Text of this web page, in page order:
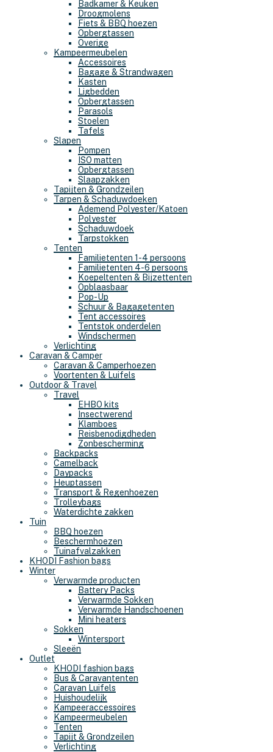
Badkamer & Keuken
Droogmolens
Fiets & BBQ hoezen
Opbergtassen
Overige
Kampeermeubelen
Accessoires
Bagage & Strandwagen
Kasten
Ligbedden
Opbergtassen
Parasols
Stoelen
Tafels
Slapen
Pompen
ISO matten
Opbergtassen
Slaapzakken
Tapijten & Grondzeilen
Tarpen & Schaduwdoeken
Ademend Polyester/Katoen
Polyester
Schaduwdoek
Tarpstokken
Tenten
Familietenten 1-4 persoons
Familietenten 4-6 persoons
Koepeltenten & Bijzettenten
Opblaasbaar
Pop-Up
Schuur & Bagagetenten
Tent accessoires
Tentstok onderdelen
Windschermen
Verlichting
Caravan & Camper
Caravan & Camperhoezen
Voortenten & Luifels
Outdoor & Travel
Travel
EHBO kits
Insectwerend
Klamboes
Reisbenodigdheden
Zonbescherming
Backpacks
Camelback
Daypacks
Heuptassen
Transport & Regenhoezen
Trolleybags
Waterdichte zakken
Tuin
BBQ hoezen
Beschermhoezen
Tuinafvalzakken
KHODI Fashion bags
Winter
Verwarmde producten
Battery Packs
Verwarmde Sokken
Verwarmde Handschoenen
Mini heaters
Sokken
Wintersport
Sleeën
Outlet
KHODI fashion bags
Bus & Caravantenten
Caravan Luifels
Huishoudelijk
Kampeeraccessoires
Kampeermeubelen
Tenten
Tapijt & Grondzeilen
Verlichting